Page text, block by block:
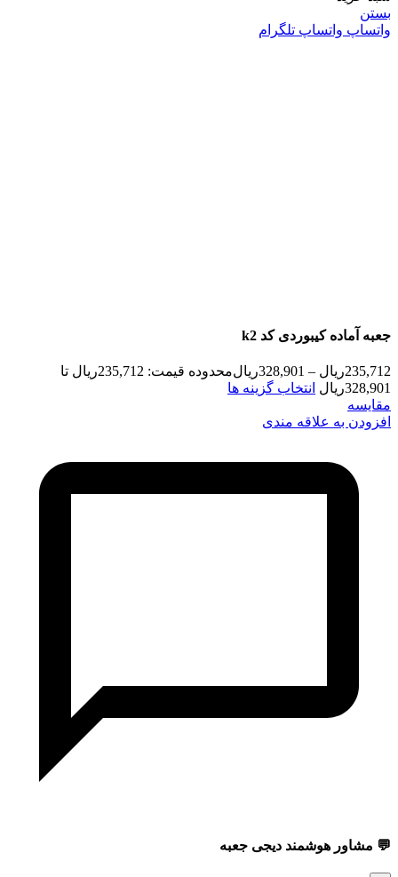
بستن
واتساپ واتساپ تلگرام
جعبه آماده کیبوردی کد k2
235,712ریال –
328,901ریال
محدوده قیمت: 235,712ریال تا
328,901ریال
انتخاب گزینه ها
مقایسه
افزودن به علاقه مندی
💬 مشاور هوشمند دیجی جعبه